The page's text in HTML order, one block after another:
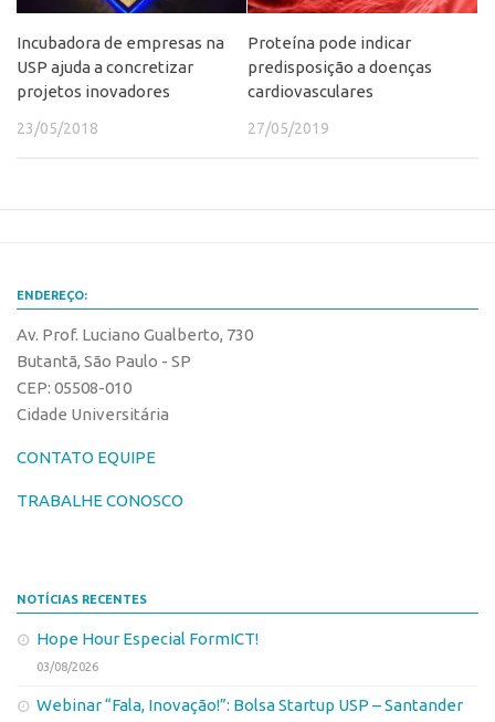
Incubadora de empresas na
USP ajuda a concretizar
projetos inovadores
23/05/2018
Proteína pode indicar
predisposição a doenças
cardiovasculares
27/05/2019
ENDEREÇO:
Av. Prof. Luciano Gualberto, 730
Butantã, São Paulo - SP
CEP: 05508-010
Cidade Universitária
CONTATO EQUIPE
TRABALHE CONOSCO
NOTÍCIAS RECENTES
Hope Hour Especial FormICT!
03/08/2026
Webinar “Fala, Inovação!”: Bolsa Startup USP – Santander